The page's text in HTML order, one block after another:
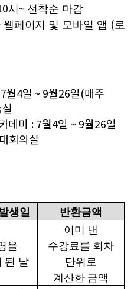
시 ~ 선착순 마감
웹페이지 및 모바일 앱 (로
월4일 ~ 9월26일(매주
데미 : 7월4일 ~ 9월26일
회의실
생일
반환금액
을
된 날
이미 낸
수강료를 회차
단위로
계산한 금액